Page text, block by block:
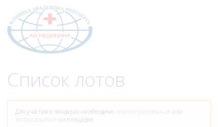
Список лотов
Для участия в тендерах необходимо зарегистрироваться или
авторизоваться на площадке.